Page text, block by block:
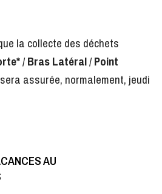
la collecte des déchets
/Bras Latéral/Point
assurée, normalement, jeudi
AU